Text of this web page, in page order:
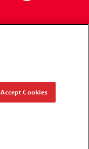
Accept Cookies